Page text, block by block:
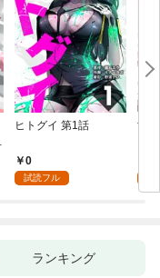
ヒトグイ 第1話
0
試読フル
世
ランキング